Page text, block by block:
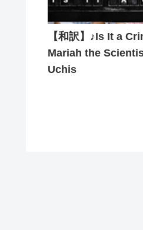
【和訳】♪Is It a
Mariah the
Uchis